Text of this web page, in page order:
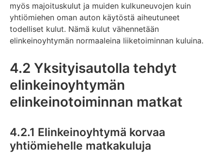
myös majoituskulut ja muiden kulkuneuvojen kuin
yhtiömiehen oman auton käytöstä aiheutuneet
todelliset kulut. Nämä kulut vähennetään
elinkeinoyhtymän normaaleina liiketoiminnan kuluina.
4.2 Yksityisautolla tehdyt
elinkeinoyhtymän
elinkeinotoiminnan matkat
4.2.1 Elinkeinoyhtymä korvaa
yhtiömiehelle matkakuluja